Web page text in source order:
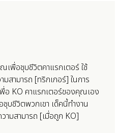
พื่อชุบชีวิตคาแรกเตอร์ ใช้
สามารถ [ทริกเกอร์] ในการ
อ KO คาแรกเตอร์ของคุณเอง
บชีวิตพวกเขา เด็คนี้ทำงาน
มสามารถ [เมื่อถูก KO]